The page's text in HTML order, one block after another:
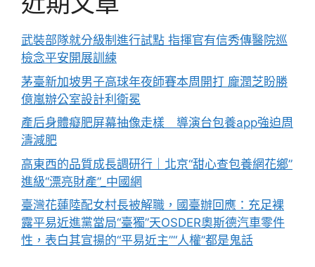
武裝部隊就分級制進行試點 指揮官有信秀傳醫院巡
檢念平安開展訓練
茅臺新加坡男子高球年夜師賽本周開打 龐潤芝盼勝
億嵐辦公室設計利衛冕
產后身體癡肥屏幕抽像走樣 導演台包養app強迫周
濤減肥
高東西的品質成長調研行｜北京“甜心查包養網花鄉”
進級“漂亮財產”_中國網
臺灣花蓮陸配女村長被解職，國臺辦回應：充足裸
露平易近進黨當局“臺獨”天OSDER奧斯德汽車零件
性，表白其宣揚的“平易近主”“人權”都是鬼話